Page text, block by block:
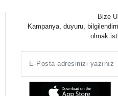
Bize
Kampanya, duyuru,
olmak